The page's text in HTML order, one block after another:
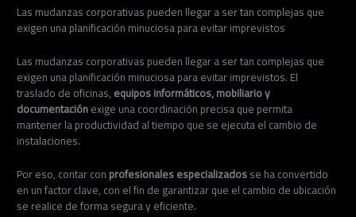
Las mudanzas corporativas pueden llegar a ser tan complejas que
exigen una planificación minuciosa para evitar imprevistos
Las mudanzas corporativas pueden llegar a ser tan complejas que
exigen una planificación minuciosa para evitar imprevistos. El
traslado de oficinas,equipos informáticos, mobiliario y
documentaciónexige una coordinación precisa que permita
mantener la productividad al tiempo que se ejecuta el cambio de
instalaciones.
Por eso, contar conprofesionales especializadosse ha convertido
en un factor clave, con el fin de garantizar que el cambio de ubicación
se realice de forma segura y eficiente.